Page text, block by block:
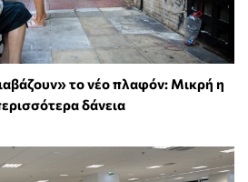
το νέο πλαφόν: Μικρή η
δάνεια